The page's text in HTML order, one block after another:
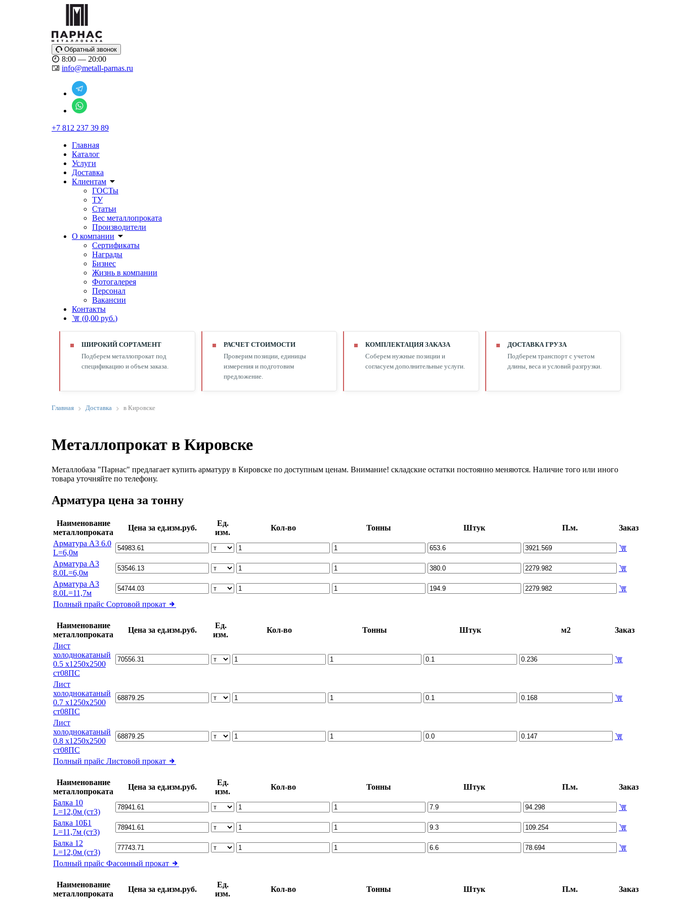
Обратный звонок
8:00 — 20:00
info@metall-parnas.ru
+7 812 237 39 89
Главная
Каталог
Услуги
Доставка
Клиентам
ГОСТы
ТУ
Статьи
Вес металлопроката
Производители
О компании
Сертификаты
Награды
Бизнес
Жизнь в компании
Фотогалерея
Персонал
Вакансии
Контакты
(0,00 руб.)
ШИРОКИЙ СОРТАМЕНТ
Подберем металлопрокат под
спецификацию и объем заказа.
РАСЧЕТ СТОИМОСТИ
Проверим позиции, единицы
измерения и подготовим
предложение.
КОМПЛЕКТАЦИЯ ЗАКАЗА
Соберем нужные позиции и
согласуем дополнительные услуги.
ДОСТАВКА ГРУЗА
Подберем транспорт с учетом
длины, веса и условий разгрузки.
Главная Доставка в Кировске
Металлопрокат в Кировске
Металлобаза "Парнас" предлагает купить арматуру в Кировске по доступным ценам. Внимание! складские остатки постоянно меняются. Наличие того или иного
товара уточняйте по телефону.
Арматура цена за тонну
Наименование
металлопроката
Цена за ед.изм.руб.
Ед.
изм.
Кол-во Тонны Штук П.м.
Заказ
Арматура А3 6.0
L=6,0м
Арматура А3
8.0L=6,0м
Арматура А3
8.0L=11,7м
Полный прайс Сортовой прокат
Наименование
металлопроката
Цена за ед.изм.руб.
Ед.
изм.
Кол-во Тонны Штук м2
Заказ
Лист
холоднокатаный
0.5 х1250х2500
ст08ПС
Лист
холоднокатаный
0.7 х1250х2500
ст08ПС
Лист
холоднокатаный
0.8 х1250х2500
ст08ПС
Полный прайс Листовой прокат
Наименование
металлопроката
Цена за ед.изм.руб.
Ед.
изм.
Кол-во Тонны Штук П.м.
Заказ
Балка 10
L=12,0м (ст3)
Балка 10Б1
L=11,7м (ст3)
Балка 12
L=12,0м (ст3)
Полный прайс Фасонный прокат
Наименование
металлопроката
Цена за ед.изм.руб.
Ед.
изм.
Кол-во Тонны Штук П.м.
Заказ